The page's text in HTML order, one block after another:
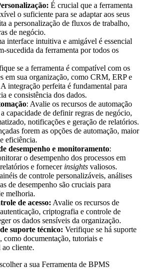
É crucial que a ferramenta
o suficiente para se adaptar aos seus
a personalização de fluxos de trabalho,
de negócio.
interface intuitiva e amigável é essencial
sucedida da ferramenta por todos os
se a ferramenta é compatível com os
em sua organização, como CRM, ERP e
integração perfeita é fundamental para
e consistência dos dados.
: Avalie os recursos de automação
capacidade de definir regras de negócio,
notificações e geração de relatórios.
forem as opções de automação, maior
eficiência.
desempenho e monitoramento:
o desempenho dos processos em
e fornecer insights valiosos.
de controle personalizáveis, análises
de desempenho são cruciais para
melhoria.
de acesso: Avalie os recursos de
criptografia e controle de
os dados sensíveis da organização.
suporte técnico: Verifique se há suporte
como documentação, tutoriais e
cliente.